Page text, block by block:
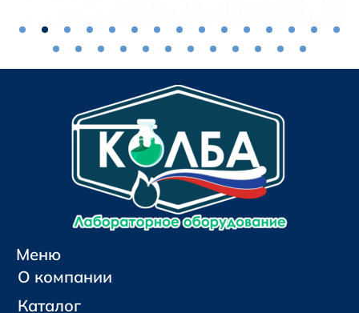
Меню
О компании
Каталог